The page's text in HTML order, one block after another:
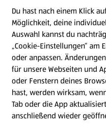
Presse
Hilfe & Kontakt
(öffnet in einem neuen Tab)
Unternehmen
Folge uns hier:
Du hast nach einem Klick
Möglichkeit, deine
Auswahl kannst du
„Cookie-Einstellungen“ am
oder anpassen.
für unsere Webseiten und
oder Fenstern deines
hast, werden wirksam,
Tab oder die App
anschließend wieder